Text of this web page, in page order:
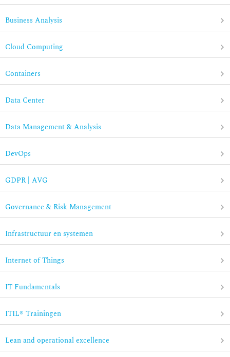
Business Analysis
Cloud Computing
Containers
Data Center
Data Management & Analysis
DevOps
GDPR | AVG
Governance & Risk Management
Infrastructuur en systemen
Internet of Things
IT Fundamentals
ITIL® Trainingen
Lean and operational excellence